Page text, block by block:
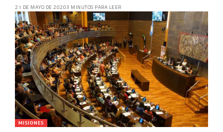
21 DE MAYO DE 20203 MINUTOS PARA LEER
MISIONES